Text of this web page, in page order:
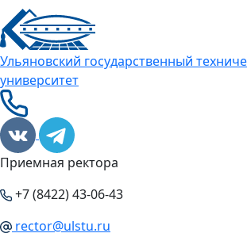
Ульяновский государственный
университет
Приемная ректора
+7 (8422) 43-06-43
rector@ulstu.ru